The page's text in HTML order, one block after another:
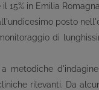
15% in Emilia
posto
di
metodiche
rilevanti. Da